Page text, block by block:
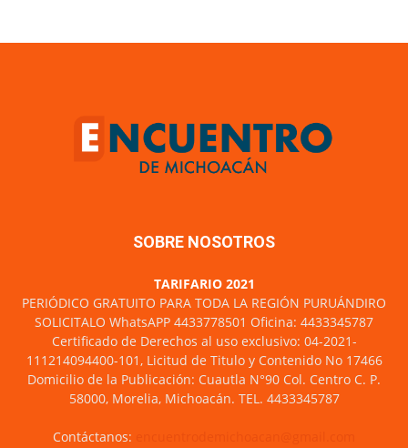
SOBRE NOSOTROS
TARIFARIO 2021
PERIÓDICO GRATUITO PARA TODA LA REGIÓN PURUÁNDIRO
SOLICITALO WhatsAPP 4433778501 Oficina: 4433345787
Certificado de Derechos al uso exclusivo: 04-2021-
111214094400-101, Licitud de Titulo y Contenido No 17466
Domicilio de la Publicación: Cuautla N°90 Col. Centro C. P.
58000, Morelia, Michoacán. TEL. 4433345787
Contáctanos: